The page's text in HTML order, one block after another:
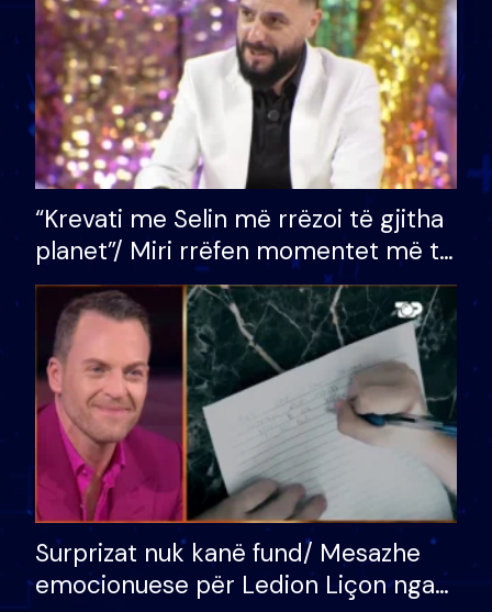
“Krevati me Selin më rrëzoi të gjitha
planet”/ Miri rrëfen momentet më të
bukura në shtëpinë e BB VIP: Do më
mungojë zilja e mëngjesit kur…
Surprizat nuk kanë fund/ Mesazhe
emocionuese për Ledion Liçon nga